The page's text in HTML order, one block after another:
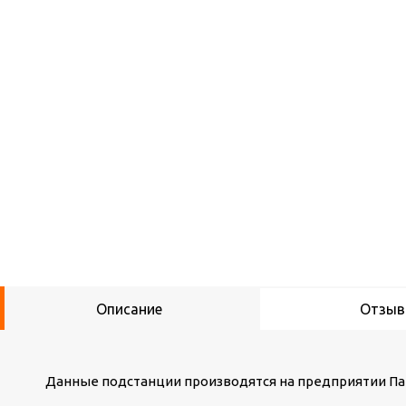
Описание
Данные подстанции производятся на предприятии